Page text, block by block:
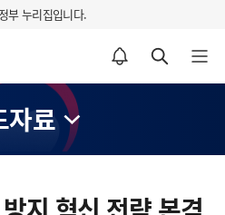
부 누리집입니다.
알림설정 바로가기 검색 바로가기 메뉴 열기
자료